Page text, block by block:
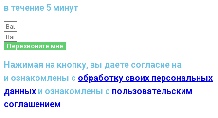
в течение 5 минут
Перезвоните мне
Нажимая на кнопку, вы даете согласие на
и ознакомлены с обработку своих персональных
данных и ознакомлены с пользовательским
соглашением